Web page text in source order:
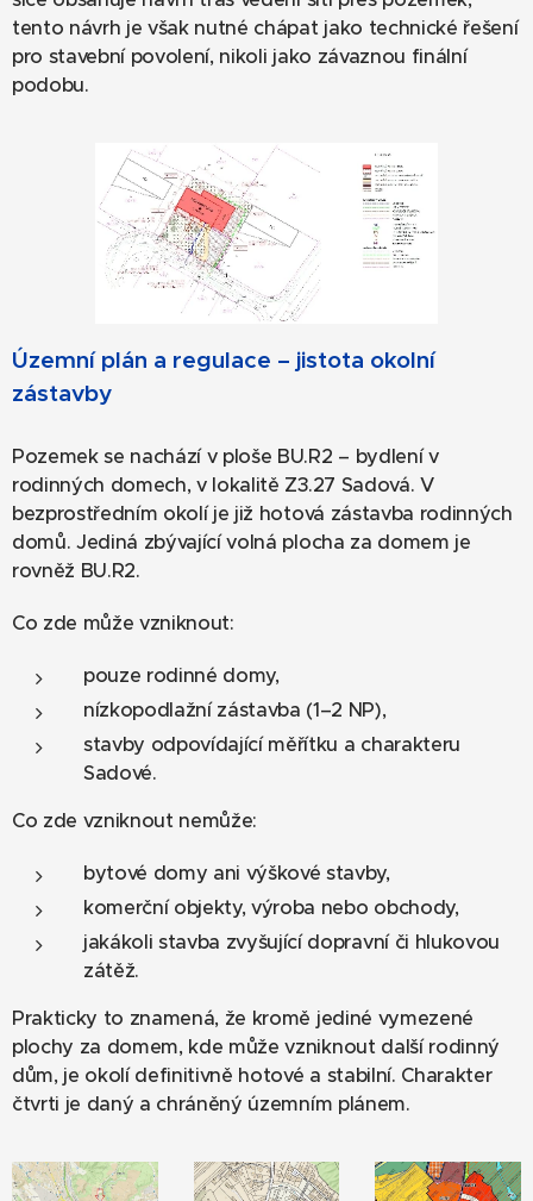
tento návrh je však nutné chápat jako technické řešení
pro stavební povolení, nikoli jako závaznou finální
podobu.
Územní plán a regulace – jistota okolní
zástavby
Pozemek se nachází v ploše BU.R2 – bydlení v
rodinných domech, v lokalitě Z3.27 Sadová. V
bezprostředním okolí je již hotová zástavba rodinných
domů. Jediná zbývající volná plocha za domem je
rovněž BU.R2.
Co zde může vzniknout:
pouze rodinné domy,
nízkopodlažní zástavba (1–2 NP),
stavby odpovídající měřítku a charakteru
Sadové.
Co zde vzniknout nemůže:
bytové domy ani výškové stavby,
komerční objekty, výroba nebo obchody,
jakákoli stavba zvyšující dopravní či hlukovou
zátěž.
Prakticky to znamená, že kromě jediné vymezené
plochy za domem, kde může vzniknout další rodinný
dům, je okolí definitivně hotové a stabilní. Charakter
čtvrti je daný a chráněný územním plánem.